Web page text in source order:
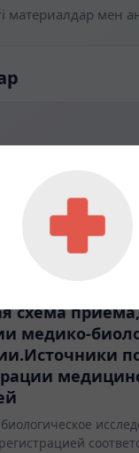
материалдар мен
схема
медико-